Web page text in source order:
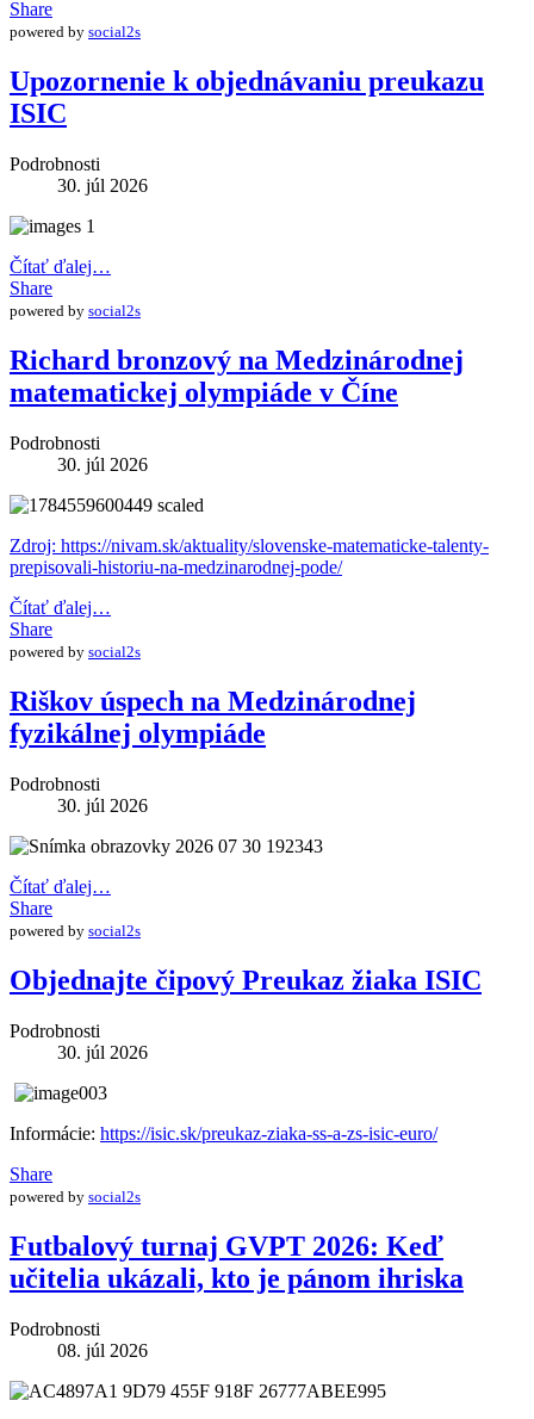
Share
powered by social2s
Upozornenie k objednávaniu preukazu
ISIC
Podrobnosti
30. júl 2026
Čítať ďalej…
Share
powered by social2s
Richard bronzový na Medzinárodnej
matematickej olympiáde v Číne
Podrobnosti
30. júl 2026
Zdroj: https://nivam.sk/aktuality/slovenske-matematicke-talenty-
prepisovali-historiu-na-medzinarodnej-pode/
Čítať ďalej…
Share
powered by social2s
Riškov úspech na Medzinárodnej
fyzikálnej olympiáde
Podrobnosti
30. júl 2026
Čítať ďalej…
Share
powered by social2s
Objednajte čipový Preukaz žiaka ISIC
Podrobnosti
30. júl 2026
Informácie: https://isic.sk/preukaz-ziaka-ss-a-zs-isic-euro/
Share
powered by social2s
Futbalový turnaj GVPT 2026: Keď
učitelia ukázali, kto je pánom ihriska
Podrobnosti
08. júl 2026